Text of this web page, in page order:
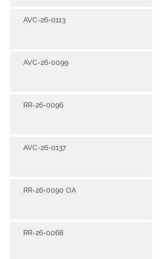
AVC-26-0113
AVC-26-0099
RR-26-0096
AVC-26-0137
RR-26-0090 OA
RR-26-0068